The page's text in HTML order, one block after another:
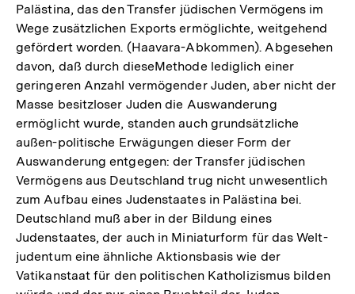
Palästina, das den Transfer jüdischen Vermögens im
Wege zusätzlichen Exports ermöglichte, weitgehend
gefördert worden. (Haavara-Abkommen). Abgesehen
davon, daß durch dieseMethode lediglich einer
geringeren Anzahl vermögender Juden, aber nicht der
Masse besitzloser Juden die Auswanderung
ermöglicht wurde, standen auch grundsätzliche
außen-politische Erwägungen dieser Form der
Auswanderung entgegen: der Transfer jüdischen
Vermögens aus Deutschland trug nicht unwesentlich
zum Aufbau eines Judenstaates in Palästina bei.
Deutschland muß aber in der Bildung eines
Judenstaates, der auch in Miniaturform für das Welt-
judentum eine ähnliche Aktionsbasis wie der
Vatikanstaat für den politischen Katholizismus bilden
Zum